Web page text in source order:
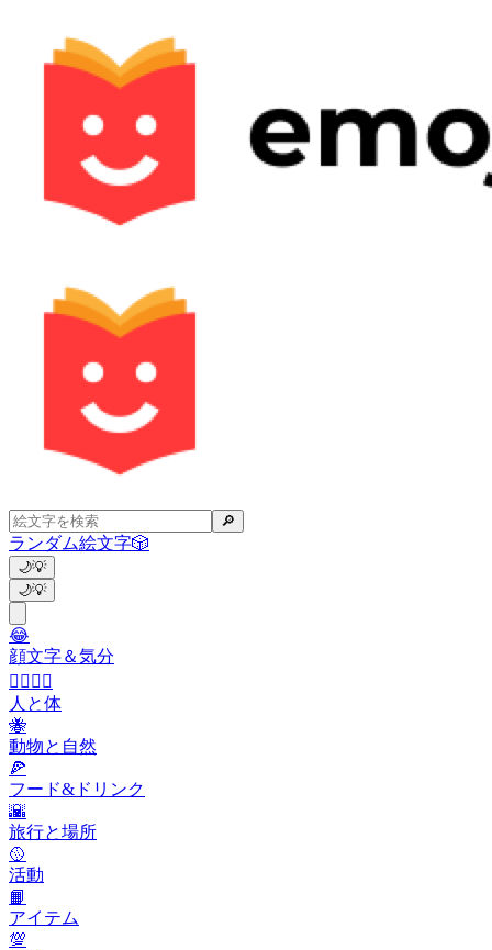
🔎
ランダム絵文字🎲
🌙💡
🌙💡
😂
顔文字＆気分
👩‍❤️‍💋‍👨
人と体
🐝
動物と自然
🍕
フード&ドリンク
🌇
旅行と場所
🥎
活動
📙
アイテム
💯